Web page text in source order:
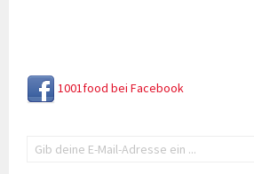
1001food bei Facebook